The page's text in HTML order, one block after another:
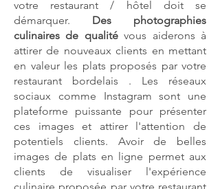
votre restaurant / hôtel doit se
démarquer. Des photographies
culinaires de qualitévous aiderons à
attirer de nouveaux clients en mettant
en valeur les plats proposés par votre
restaurant bordelais . Les réseaux
sociaux comme Instagram sont une
plateforme puissante pour présenter
ces images et attirer l'attention de
potentiels clients. Avoir de belles
images de plats en ligne permet aux
clients de visualiser l'expérience